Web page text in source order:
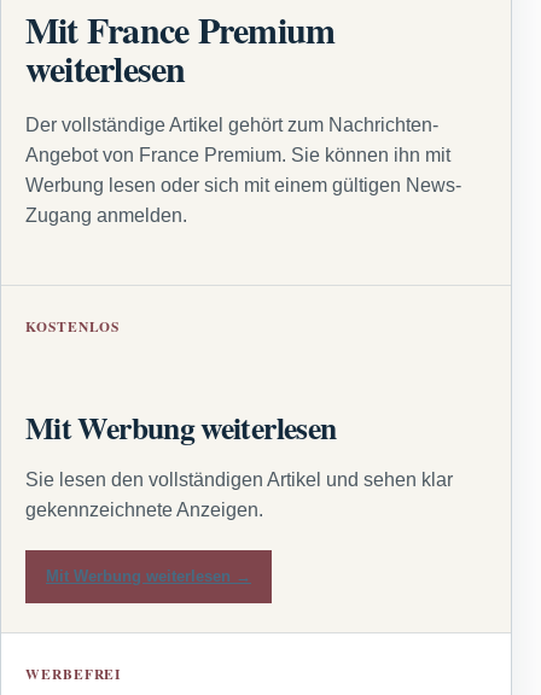
Mit France Premium
weiterlesen
Der vollständige Artikel gehört zum Nachrichten-
Angebot von France Premium. Sie können ihn mit
Werbung lesen oder sich mit einem gültigen News-
Zugang anmelden.
KOSTENLOS
Mit Werbung weiterlesen
Sie lesen den vollständigen Artikel und sehen klar
gekennzeichnete Anzeigen.
Mit Werbung weiterlesen →
WERBEFREI